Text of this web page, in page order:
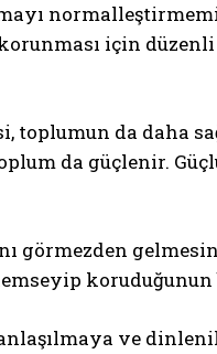
için
toplumun da daha
da güçlenir.
ve